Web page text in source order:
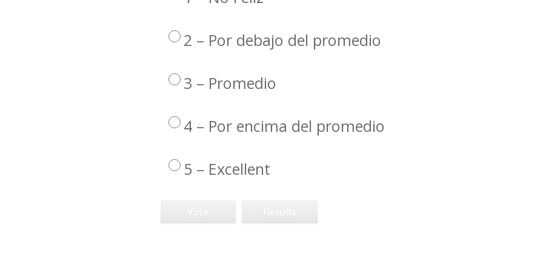
2 – Por debajo del promedio
3 – Promedio
4 – Por encima del promedio
5 – Excellent